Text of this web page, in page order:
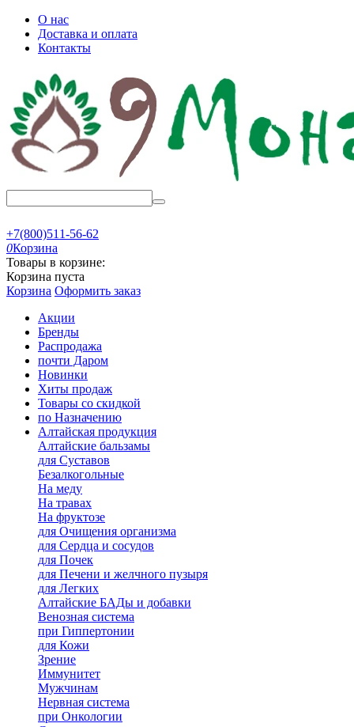
О нас
Доставка и оплата
Контакты
+7(800)511-56-62
0Корзина
Товары в корзине:
Корзина пуста
Корзина Оформить заказ
Акции
Бренды
Распродажа
почти Даром
Новинки
Хиты продаж
Товары со скидкой
по Назначению
Алтайская продукция
Алтайские бальзамы
для Суставов
Безалкогольные
На меду
На травах
На фруктозе
для Очищения организма
для Сердца и сосудов
для Почек
для Печени и желчного пузыря
для Легких
Алтайские БАДы и добавки
Венозная система
при Гиппертонии
для Кожи
Зрение
Иммунитет
Мужчинам
Нервная система
при Онкологии